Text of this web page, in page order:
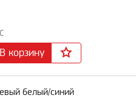
В корзину
белый/синий